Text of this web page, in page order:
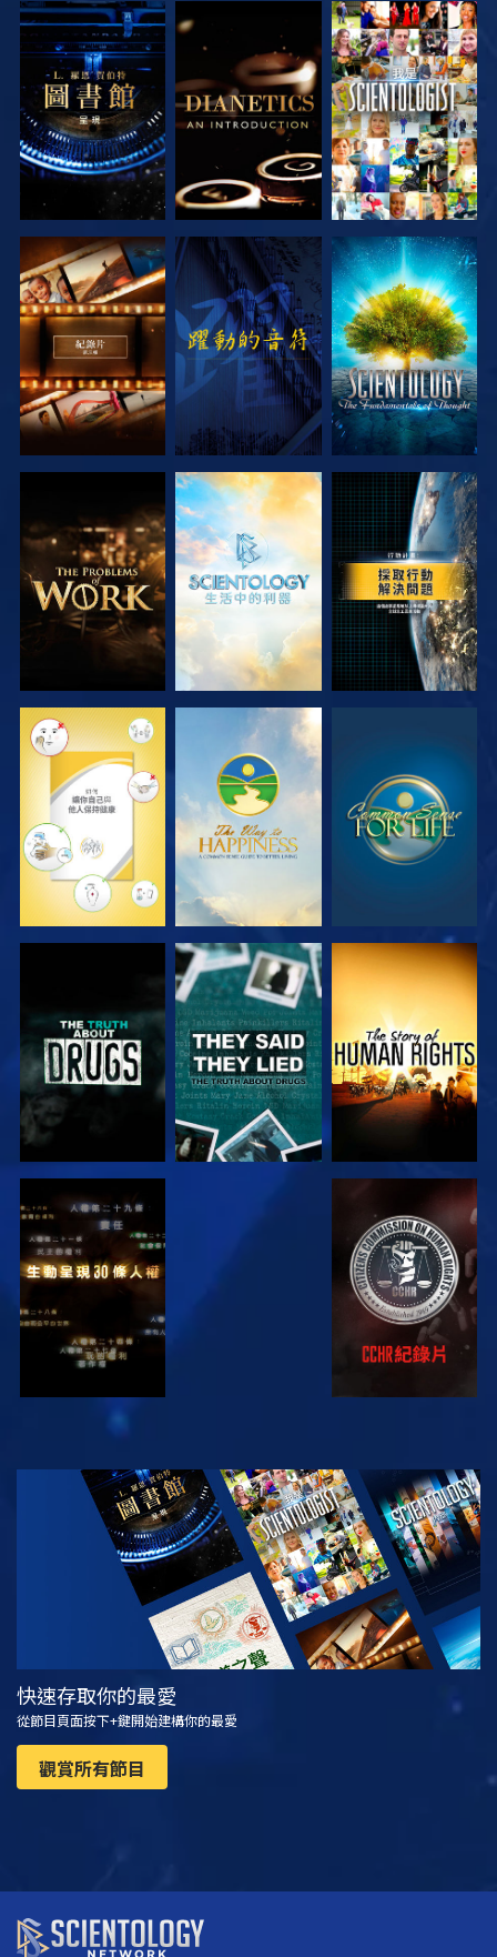
探索系列節目 探索系列節目 觀看
探索系列節目 觀看 探索系列節目
探索系列節目 探索系列節目 觀看
觀看 觀看 觀看
觀看 觀看
觀看 觀看
觀看 探索系列節目
快速存取你的最愛
從節目頁面按下+鍵開始建構你的最愛
觀賞所有節目